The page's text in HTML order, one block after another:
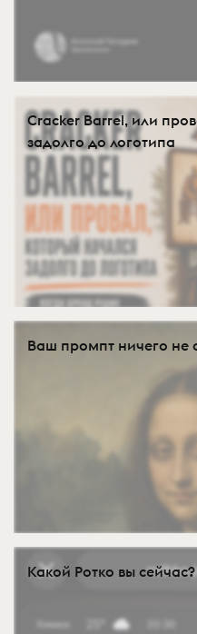
Cracker Barrel, или
задолго до логотипа
Ваш промпт ничего не
Какой Ротко вы сейчас?